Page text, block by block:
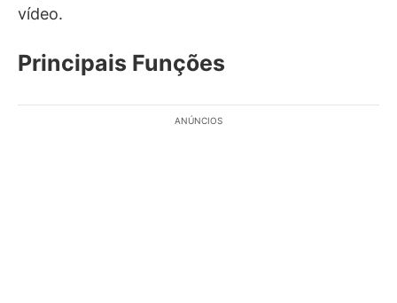
vídeo.
Principais Funções
ANÚNCIOS